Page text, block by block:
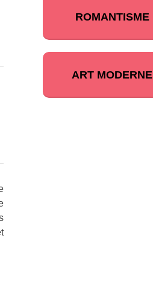
ROMANTISME
ART MODERNE